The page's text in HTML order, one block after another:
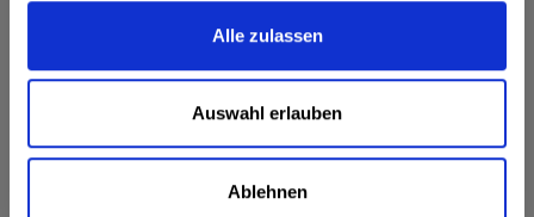
Alle zulassen
Auswahl erlauben
Ablehnen
91413 Neustadt/Aisch, Telefon:09161 7890
Brennwert 40 kcal / 172 kJ Fett 0,5 g davon gesättigte Fettsäuren
0,1 g...mehr
40 kcal / 172 kJ
Fett
0,5 g
davon gesättigte Fettsäuren
0,1 g